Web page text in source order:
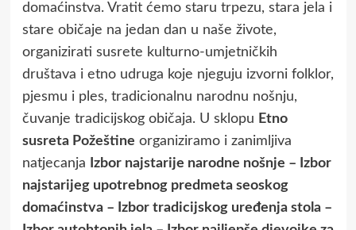
domaćinstva. Vratit ćemo staru trpezu, stara jela i
stare običaje na jedan dan u naše živote,
organizirati susrete kulturno-umjetničkih
društava i etno udruga koje njeguju izvorni folklor,
pjesmu i ples, tradicionalnu narodnu nošnju,
čuvanje tradicijskog običaja. U sklopu Etno
susreta Požeštine organiziramo i zanimljiva
natjecanja
Izbor najstarije narodne nošnje – Izbor
najstarijeg upotrebnog predmeta seoskog
domaćinstva – Izbor tradicijskog uređenja stola –